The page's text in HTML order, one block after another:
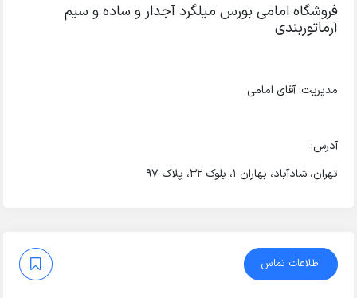
فروشگاه امامی بورس میلگرد آجدار و ساده و سیم
آرماتوربندی
مدیریت: آقای امامی
آدرس:
تهران، شادآباد، بهاران 1، بلوک 32، پلاک 97
اطلاعات تماس